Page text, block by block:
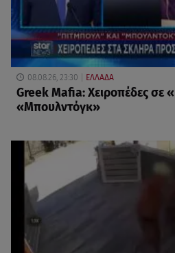
08.08.26, 23:30 ΕΛΛΑΔΑ
Greek Mafia: Χειροπέδες σε
«Μπουλντόγκ»